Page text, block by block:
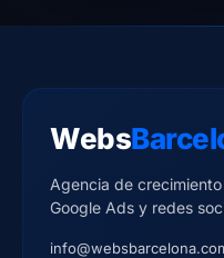
Webs
Agencia de
Google Ads y redes